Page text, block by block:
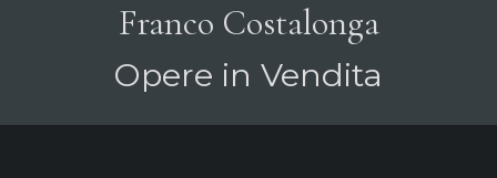
Franco Costalonga
Opere in Vendita